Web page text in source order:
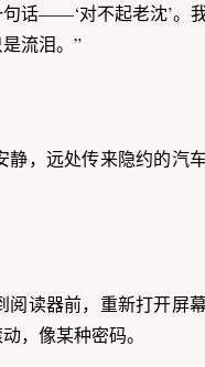
话——‘对不起老沈’。
流泪。”
静，远处传来隐约的汽
阅读器前，重新打开屏
，像某种密码。